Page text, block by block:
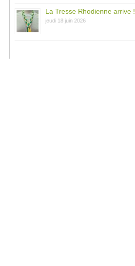
La Tresse Rhodienne arrive !
jeudi 18 juin 2026